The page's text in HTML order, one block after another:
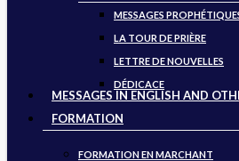
MESSAGES
LA TOUR DE PRIÈRE
LETTRE DE NOUVELLES
DÉDICACE
MESSAGES IN ENGLISH AND
FORMATION
FORMATION EN MARCHANT